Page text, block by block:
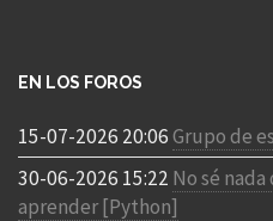
EN LOS FOROS
15-07-2026 20:06Grupo de
30-06-2026 15:22 No sé
aprender [Python]